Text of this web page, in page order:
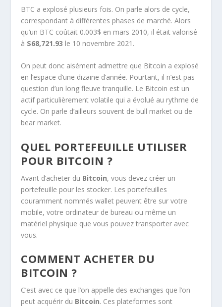
BTC a explosé plusieurs fois. On parle alors de cycle,
correspondant à différentes phases de marché. Alors
qu’un BTC coûtait 0.003$ en mars 2010, il était valorisé
à $68,721.93 le 10 novembre 2021.
On peut donc aisément admettre que Bitcoin a explosé
en l’espace d’une dizaine d’année. Pourtant, il n’est pas
question d’un long fleuve tranquille. Le Bitcoin est un
actif particulièrement volatile qui a évolué au rythme de
cycle. On parle d’ailleurs souvent de bull market ou de
bear market.
QUEL PORTEFEUILLE UTILISER
POUR BITCOIN ?
Avant d’acheter du Bitcoin, vous devez créer un
portefeuille pour les stocker. Les portefeuilles
couramment nommés wallet peuvent être sur votre
mobile, votre ordinateur de bureau ou même un
matériel physique que vous pouvez transporter avec
vous.
COMMENT ACHETER DU
BITCOIN ?
C’est avec ce que l’on appelle des exchanges que l’on
peut acquérir du Bitcoin. Ces plateformes sont